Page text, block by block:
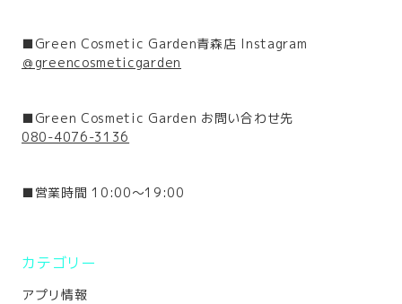
■Green Cosmetic Garden青森店 Instagram
＠greencosmeticgarden
■Green Cosmetic Garden お問い合わせ先
080-4076-3136
■営業時間 10:00～19:00
カテゴリー
アプリ情報